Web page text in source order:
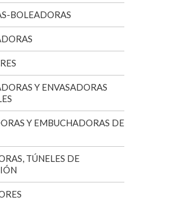
BOLEADORAS
Y ENVASADORAS
Y EMBUCHADORAS DE
TÚNELES DE